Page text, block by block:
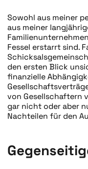
Sowohl aus meiner
aus meiner
Fessel erstarrt sind.
den ersten Blick
finanzielle
von Gesellschaftern
gar nicht oder aber
Nachteilen für den